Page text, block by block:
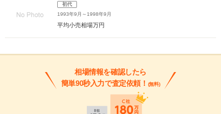
初代
1993年9月～1998年9月
平均小売相場万円
相場情報を確認したら
簡単90秒入力で査定依頼！ (無料)